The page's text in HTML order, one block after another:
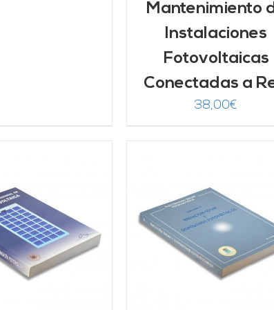
Mantenimiento
Instalaciones
Fotovoltaicas
Conectadas a
38,00€
AL CARRITO
/
DETALLES
Valorado
5.00 de 5
AÑADIR AL CARRITO
DETALLES